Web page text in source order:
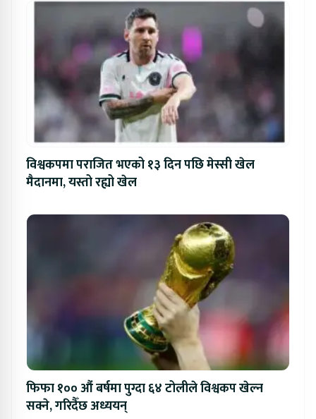
विश्वकपमा पराजित भएको १३ दिन पछि मेस्सी खेल
मैदानमा, यस्तो रह्यो खेल
फिफा १०० औं बर्षमा पुग्दा ६४ टोलीले विश्वकप खेल्न
सक्ने, गरिदैँछ अध्ययन्